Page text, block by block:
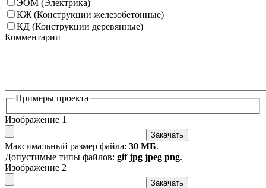
ЭОМ (Электрика)
КЖ (Конструкции железобетонные)
КД (Конструкции деревянные)
Комментарии
Примеры проекта
Изображение 1
Закачать
Максимальный размер файла: 30 МБ.
Допустимые типы файлов: gif jpg jpeg png.
Изображение 2
Закачать